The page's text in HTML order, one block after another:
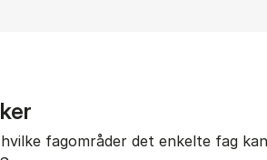
fagområder det enkelte fag